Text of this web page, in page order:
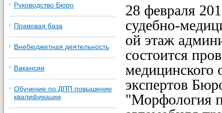
28 февраля
судебно-
ой этаж
состоится
медицинского
экспертов
"Морфология
Руководство Бюро
Правовая база
Внебюджетная деятельность
Вакансии
Обучение по ДПП повышение
квалификации